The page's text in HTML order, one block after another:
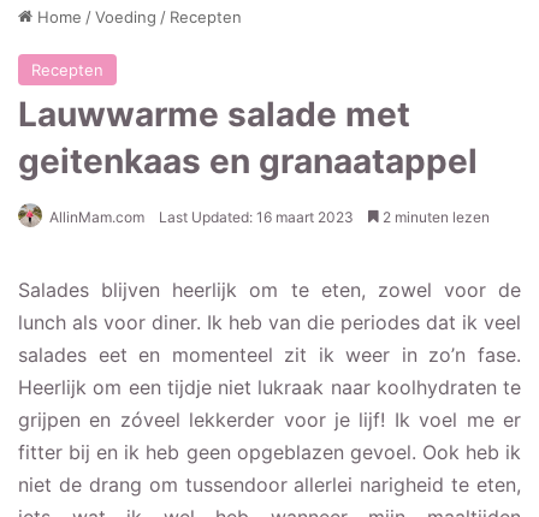
Home /Voeding / Recepten
Recepten
Lauwwarme salade met
geitenkaas en granaatappel
AllinMam.com Last Updated: 16 maart 2023 2 minuten lezen
Salades blijven heerlijk om te eten, zowel voor de
lunch als voor diner. Ik heb van die periodes dat ik veel
salades eet en momenteel zit ik weer in zo’n fase.
Heerlijk om een tijdje niet lukraak naar koolhydraten te
grijpen en zóveel lekkerder voor je lijf! Ik voel me er
fitter bij en ik heb geen opgeblazen gevoel. Ook heb ik
niet de drang om tussendoor allerlei narigheid te eten,